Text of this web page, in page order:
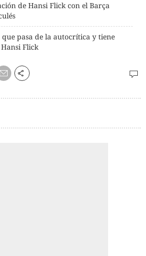
de Hansi Flick con el Barça
pasa de la autocrítica y tiene
Flick